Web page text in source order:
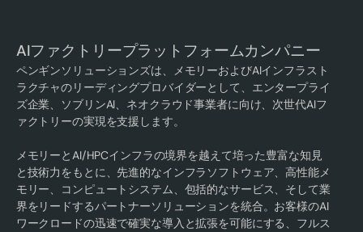
AIファクトリープラットフォームカンパニー
ペンギンソリューションズは、メモリーおよびAIインフラスト
ラクチャのリーディングプロバイダーとして、エンタープライ
ズ企業、ソブリンAI、ネオクラウド事業者に向け、次世代AIフ
ァクトリーの実現を支援します。
メモリーとAI/HPCインフラの境界を越えて培った豊富な知見
と技術力をもとに、先進的なインフラソフトウェア、高性能メ
モリー、コンピュートシステム、包括的なサービス、そして業
界をリードするパートナーソリューションを統合。お客様のAI
ワークロードの迅速で確実な導入と拡張を可能にする、フルス